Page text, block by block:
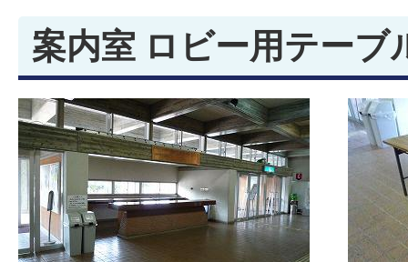
案内室 ロビー用テーブ